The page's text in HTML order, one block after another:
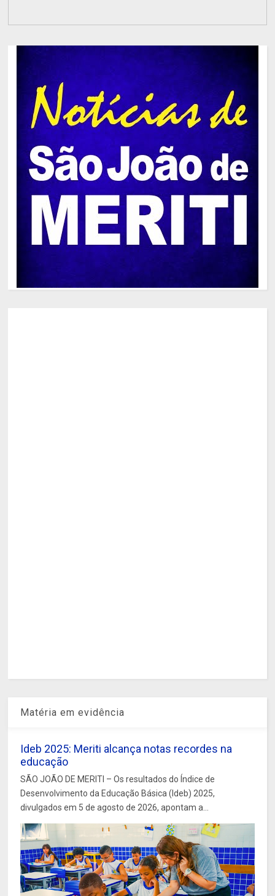
Matéria em evidência
Ideb 2025: Meriti alcança notas recordes na
educação
SÃO JOÃO DE MERITI – Os resultados do Índice de
Desenvolvimento da Educação Básica (Ideb) 2025,
divulgados em 5 de agosto de 2026, apontam a...